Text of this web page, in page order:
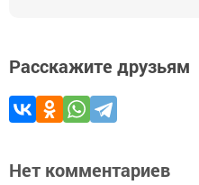
Расскажите друзьям
Нет комментариев